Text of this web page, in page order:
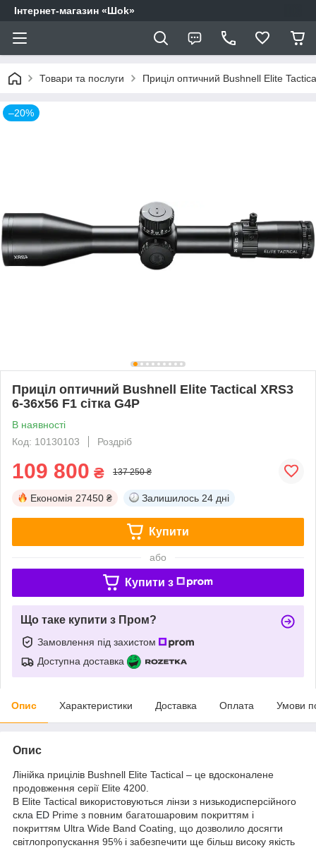
Інтернет-магазин «Шоk»
Товари та послуги Приціл оптичний Bushnell Elite
–20%
Приціл оптичний Bushnell Elite Tactical XRS3
6-36x56 F1 сітка G4P
В наявності
Код: 10130103
Роздріб
109 800 ₴ 137 250 ₴
Економія 27450 ₴ Залишилось 24 дні
Купити
або
Купити з
Що таке купити з Пром?
Замовлення під захистом
Доступна доставка
Опис Характеристики Доставка Оплата Умови
Опис
Лінійка прицілів Bushnell Elite Tactical – це вдосконалене
продовження серії Elite 4200.
В Elite Tactical використовуються лінзи з низькодисперсійного
скла ED Prime з повним багатошаровим покриттям і
покриттям Ultra Wide Band Coating, що дозволило досягти
світлопропускання 95% і забезпечити ще більш високу якість